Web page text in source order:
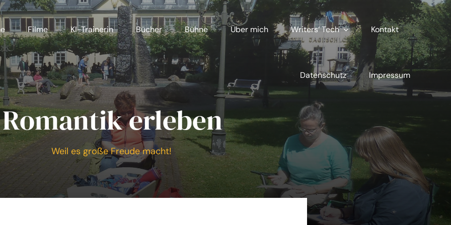
Filme KI-Trainerin Bücher Bühne Über mich Writers‘ Tech Kontakt
Datenschutz Impressum
Romantik erleben
Weil es große Freude macht!